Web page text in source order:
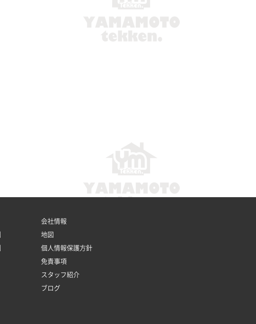
会社情報
地図
個人情報保護方針
免責事項
スタッフ紹介
ブログ